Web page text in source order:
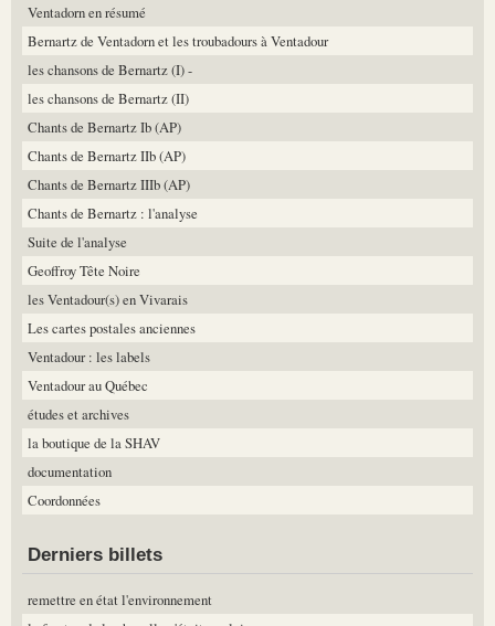
Ventadorn en résumé
Bernartz de Ventadorn et les troubadours à Ventadour
les chansons de Bernartz (I) -
les chansons de Bernartz (II)
Chants de Bernartz Ib (AP)
Chants de Bernartz IIb (AP)
Chants de Bernartz IIIb (AP)
Chants de Bernartz : l'analyse
Suite de l'analyse
Geoffroy Tête Noire
les Ventadour(s) en Vivarais
Les cartes postales anciennes
Ventadour : les labels
Ventadour au Québec
études et archives
la boutique de la SHAV
documentation
Coordonnées
Derniers billets
remettre en état l'environnement